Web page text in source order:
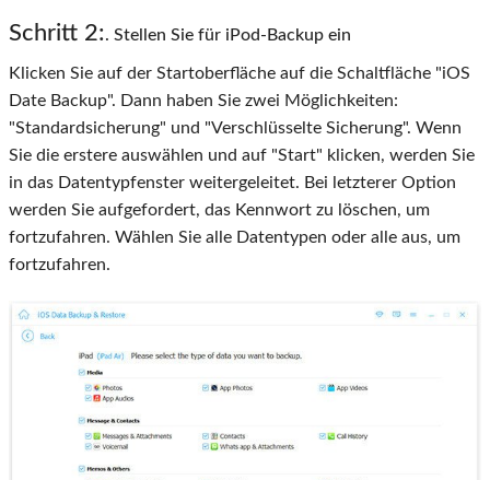
Schritt 2:. Stellen Sie für iPod-Backup ein
Klicken Sie auf der Startoberfläche auf die Schaltfläche "iOS
Date Backup". Dann haben Sie zwei Möglichkeiten:
"Standardsicherung" und "Verschlüsselte Sicherung". Wenn
Sie die erstere auswählen und auf "Start" klicken, werden Sie
in das Datentypfenster weitergeleitet. Bei letzterer Option
werden Sie aufgefordert, das Kennwort zu löschen, um
fortzufahren. Wählen Sie alle Datentypen oder alle aus, um
fortzufahren.